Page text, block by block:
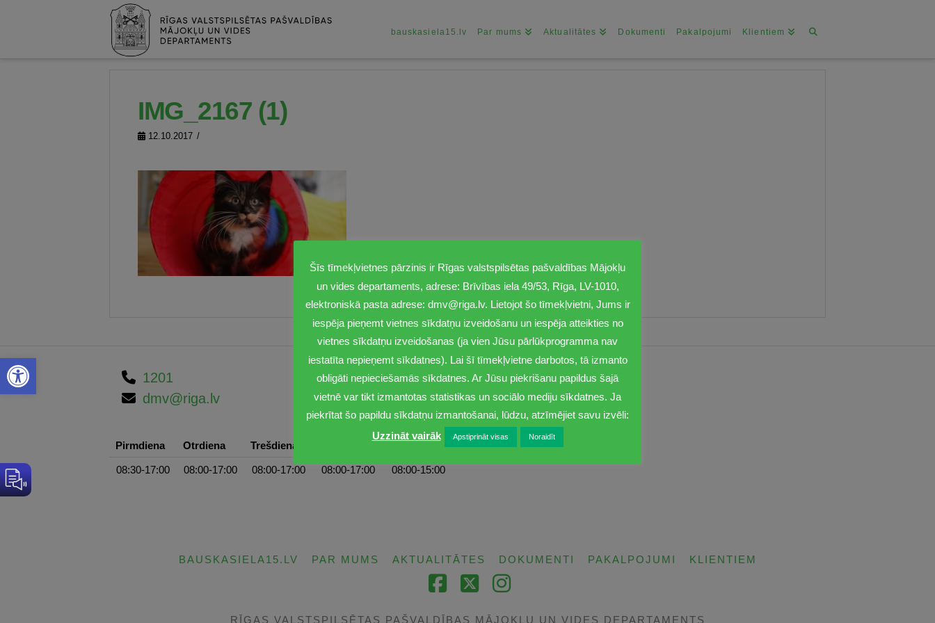
Open toolbar
bauskasiela15.lv Par mums Aktualitātes Dokumenti Pakalpojumi Klientiem
IMG_2167 (1)
12.10.2017
1201
dmv@riga.lv
Pirmdiena Otrdiena Trešdiena
08:30-17:00 08:00-17:00 08:00-17:00 08:00-17:00 08:00-15:00
BAUSKASIELA15.LV PAR MUMS AKTUALITĀTES DOKUMENTI PAKALPOJUMI KLIENTIEM
Facebook
X Instagram
RĪGAS VALSTSPILSĒTAS PAŠVALDĪBAS MĀJOKĻU UN VIDES DEPARTAMENTS
Šīs tīmekļvietnes pārzinis ir Rīgas valstspilsētas pašvaldības Mājokļu
un vides departaments, adrese: Brīvības iela 49/53, Rīga, LV-1010,
elektroniskā pasta adrese: dmv@riga.lv. Lietojot šo tīmekļvietni, Jums ir
iespēja pieņemt vietnes sīkdatņu izveidošanu un iespēja atteikties no
vietnes sīkdatņu izveidošanas (ja vien Jūsu pārlūkprogramma nav
iestatīta nepieņemt sīkdatnes). Lai šī tīmekļvietne darbotos, tā izmanto
obligāti nepieciešamās sīkdatnes. Ar Jūsu piekrišanu papildus šajā
vietnē var tikt izmantotas statistikas un sociālo mediju sīkdatnes. Ja
piekrītat šo papildu sīkdatņu izmantošanai, lūdzu, atzīmējiet savu izvēli:
Uzzināt vairāk
Apstiprināt visas Noraidīt